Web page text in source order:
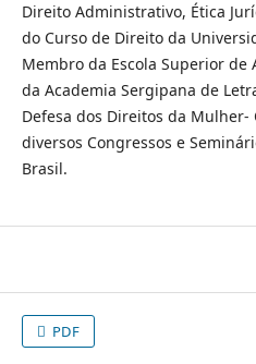
Direito Administrativo, Ética
do Curso de Direito da
Membro da Escola Superior de
da Academia Sergipana de
Defesa dos Direitos da Mulher-
diversos Congressos e
Brasil.
PDF